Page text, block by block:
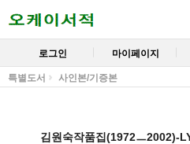
로그인 마이페이지
특별도서 사인본/기증본
김원숙작품집(1972ㅡ2002)-